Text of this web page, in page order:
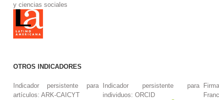
y ciencias sociales
OTROS INDICADORES
Indicador persistente para
artículos: ARK-CAICYT
Indicador persistente para
individuos: ORCID